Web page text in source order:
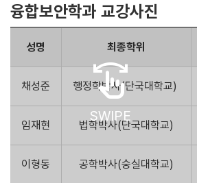
융합보안학과 교강사진
swipe
SWIPE
성명 최종학위
채성준 행정학박사(단국대학교)
임재현 법학박사(단국대학교)
이형동 공학박사(숭실대학교)